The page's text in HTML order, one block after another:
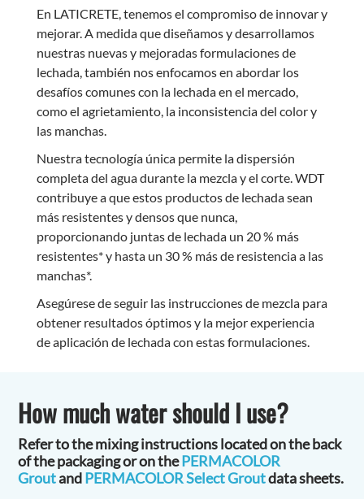
En LATICRETE, tenemos el compromiso de innovar y
mejorar. A medida que diseñamos y desarrollamos
nuestras nuevas y mejoradas formulaciones de
lechada, también nos enfocamos en abordar los
desafíos comunes con la lechada en el mercado,
como el agrietamiento, la inconsistencia del color y
las manchas.
Nuestra tecnología única permite la dispersión
completa del agua durante la mezcla y el corte. WDT
contribuye a que estos productos de lechada sean
más resistentes y densos que nunca,
proporcionando juntas de lechada un 20 % más
resistentes* y hasta un 30 % más de resistencia a las
manchas*.
Asegúrese de seguir las instrucciones de mezcla para
obtener resultados óptimos y la mejor experiencia
de aplicación de lechada con estas formulaciones.
How much water should I use?
Refer to the mixing instructions located on the back
of the packaging or on thePERMACOLOR
GroutandPERMACOLOR Select Groutdata sheets.